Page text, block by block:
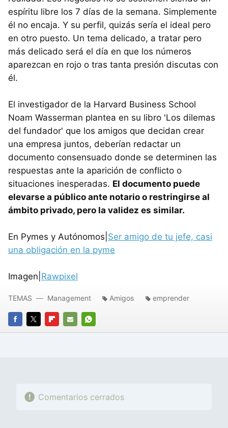
espíritu libre los 7 días de la semana. Simplemente
él no encaja. Y su perfil, quizás sería el ideal pero
en otro puesto. Un tema delicado, a tratar pero
más delicado será el día en que los números
aparezcan en rojo o tras tanta presión discutas con
él.
El investigador de la Harvard Business School
Noam Wasserman plantea en su libro 'Los dilemas
del fundador' que los amigos que decidan crear
una empresa juntos, deberían redactar un
documento consensuado donde se determinen las
respuestas ante la aparición de conflicto o
situaciones inesperadas. El documento puede
elevarse a público ante notario o restringirse al
ámbito privado, pero la validez es similar.
En Pymes y Autónomos| Ser amigo de tu jefe, casi
una obligación en la pyme
Imagen| Rawpixel
FACEBOOK
TWITTERFLIPBOARD
E-
WHATSAPP
TEMAS Management Amigos emprender
Comentarios cerrados